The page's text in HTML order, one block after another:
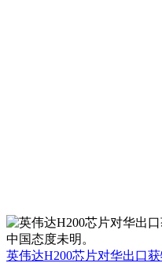
英伟达H200芯片对华出口